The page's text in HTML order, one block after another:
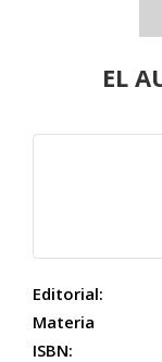
EL
Editorial:
Materia
ISBN: